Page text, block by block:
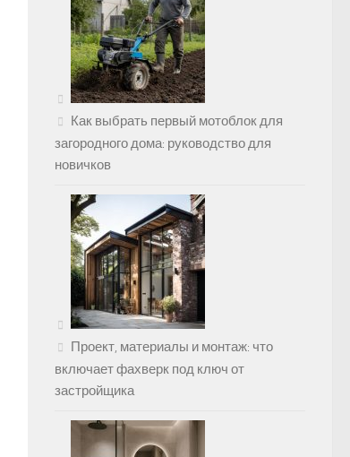
Как выбрать первый мотоблок для
загородного дома: руководство для
новичков
Проект, материалы и монтаж: что
включает фахверк под ключ от
застройщика